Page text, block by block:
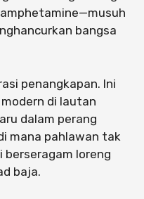
bangsa
penangkapan. Ini
di lautan
dalam perang
mana pahlawan tak
berseragam loreng
baja.